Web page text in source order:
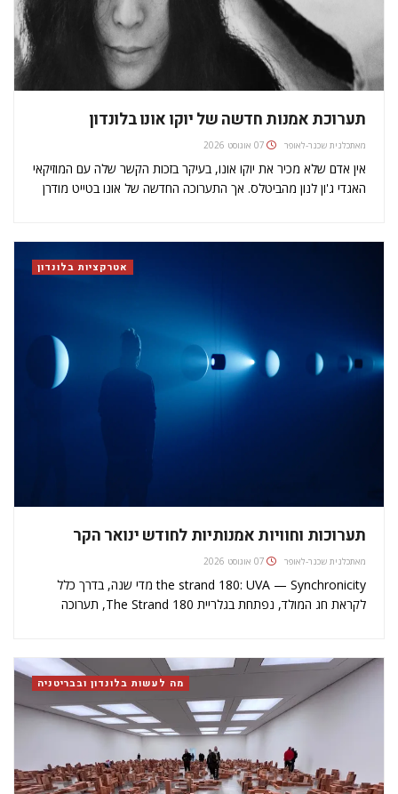
תערוכת אמנות חדשה של יוקו אונו בלונדון
מאתכלנית שכנר-לאופר 07 אוגוסט 2026
אין אדם שלא מכיר את יוקו אונו, בעיקר בזכות הקשר שלה עם המוזיקאי
האגדי ג'ון לנון מהביטלס. אך התערוכה החדשה של אונו בטייט מודרן
אטרקציות בלונדון
תערוכות וחוויות אמנותיות לחודש ינואר הקר
מאתכלנית שכנר-לאופר 07 אוגוסט 2026
the strand 180: UVA — Synchronicity מדי שנה, בדרך כלל
לקראת חג המולד, נפתחת בגלריית 180 The Strand, תערוכה
בלונדון…
מה לעשות בלונדון ובבריטניה